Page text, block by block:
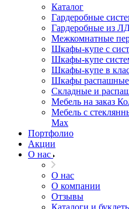
Каталог
Гардеробные
Гардеробные из
Межкомнатные
Шкафы-купе с
Шкафы-купе
Шкафы-купе в
Шкафы распашные
Складные и
Мебель на заказ
Мебель с
Max
Портфолио
Акции
О нас
О нас
О компании
Отзывы
Каталоги и